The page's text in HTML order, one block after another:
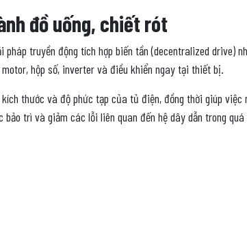
đồ uống, chiết rót
pháp truyền động tích hợp biến tần (decentralized
hộp số, inverter và điều khiển ngay tại thiết bị.
thước và độ phức tạp của tủ điện, đồng thời giúp
trì và giảm các lỗi liên quan đến hệ dây dẫn trong